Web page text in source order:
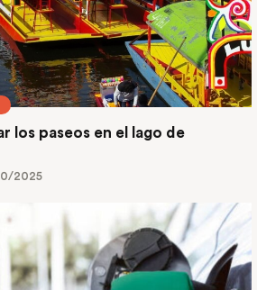
los paseos en el lago de
2025